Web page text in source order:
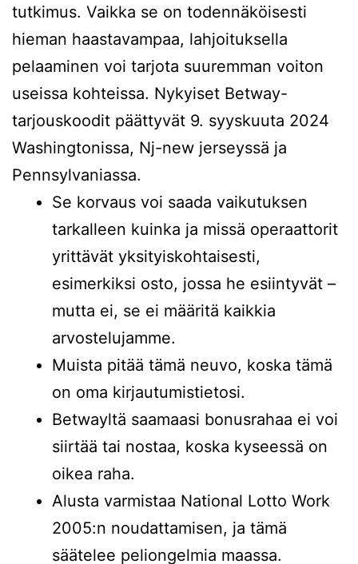
tutkimus. Vaikka se on todennäköisesti
hieman haastavampaa, lahjoituksella
pelaaminen voi tarjota suuremman voiton
useissa kohteissa. Nykyiset Betway-
tarjouskoodit päättyvät 9. syyskuuta 2024
Washingtonissa, Nj-new jerseyssä ja
Pennsylvaniassa.
Se korvaus voi saada vaikutuksen
tarkalleen kuinka ja missä operaattorit
yrittävät yksityiskohtaisesti,
esimerkiksi osto, jossa he esiintyvät –
mutta ei, se ei määritä kaikkia
arvostelujamme.
Muista pitää tämä neuvo, koska tämä
on oma kirjautumistietosi.
Betwayltä saamaasi bonusrahaa ei voi
siirtää tai nostaa, koska kyseessä on
oikea raha.
Alusta varmistaa National Lotto Work
2005:n noudattamisen, ja tämä
säätelee peliongelmia maassa.